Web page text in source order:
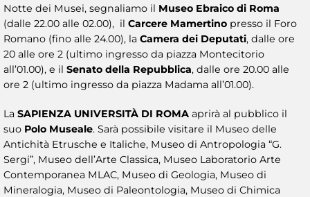
Notte dei Musei, segnaliamo il Museo Ebraico di Roma
(dalle 22.00 alle 02.00), il Carcere Mamertino presso il Foro
Romano (fino alle 24.00), la Camera dei Deputati, dalle ore
20 alle ore 2 (ultimo ingresso da piazza Montecitorio
all’01.00), e il Senato della Repubblica, dalle ore 20.00 alle
ore 2 (ultimo ingresso da piazza Madama all’01.00).
La SAPIENZA UNIVERSITÀ DI ROMA aprirà al pubblico il
suo Polo Museale. Sarà possibile visitare il Museo delle
Antichità Etrusche e Italiche, Museo di Antropologia “G.
Sergi”, Museo dell’Arte Classica, Museo Laboratorio Arte
Contemporanea MLAC, Museo di Geologia, Museo di
Mineralogia, Museo di Paleontologia, Museo di Chimica